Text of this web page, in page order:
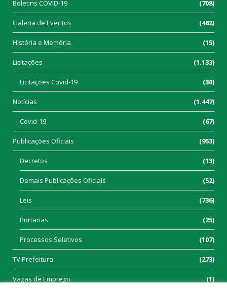
Boletins COVID-19 (708)
Galeria de Eventos (462)
História e Memória (15)
Licitações (1.133)
Licitações Covid-19 (30)
Notícias (1.447)
Covid-19 (67)
Publicações Oficiais (953)
Decretos (13)
Demais Publicações Oficiais (52)
Leis (736)
Portarias (25)
Processos Seletivos (107)
TV Prefeitura (273)
Vagas de Emprego (1)